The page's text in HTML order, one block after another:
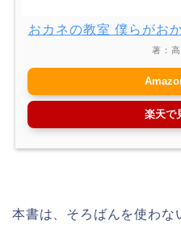
おカネの教室 僕らがお
著：
楽天で
本書は、そろばんを使わな